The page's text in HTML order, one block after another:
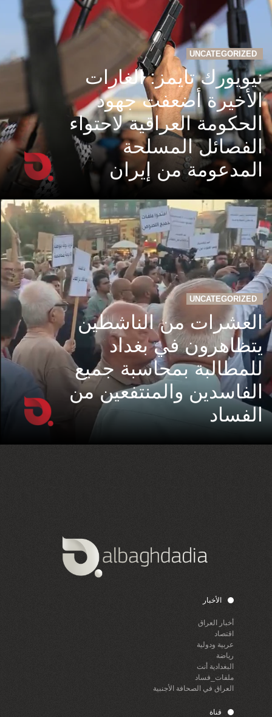
UNCATEGORIZED
نيويورك تايمز: الغارات
الأخيرة أضعفت جهود
الحكومة العراقية لاحتواء
الفصائل المسلحة
المدعومة من إيران
UNCATEGORIZED
العشرات من الناشطين
يتظاهرون في بغداد
للمطالبة بمحاسبة جميع
الفاسدين والمنتفعين من
الفساد
الأخبار
أخبار العراق
اقتصاد
عربية ودولية
رياضة
البغدادية أنت
ملفات_فساد
العراق في الصحافة الأجنبية
قناة